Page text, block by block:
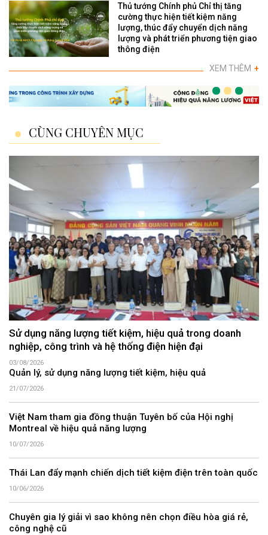
Thủ tướng Chính phủ Chỉ thị tăng
cường thực hiện tiết kiệm năng
lượng, thúc đẩy chuyển dịch năng
lượng và phát triển phương tiện giao
thông điện
XEM THÊM +
CÙNG CHUYÊN MỤC
Sử dụng năng lượng tiết kiệm, hiệu quả trong doanh
nghiệp, công trình và hệ thống điện hiện đại
03/08/2026
Quản lý, sử dụng năng lượng tiết kiệm, hiệu quả
21/07/2026
Việt Nam tham gia đồng thuận Tuyên bố của Hội nghị
Montreal về hiệu quả năng lượng
10/07/2026
Thái Lan đẩy mạnh chiến dịch tiết kiệm điện trên toàn quốc
10/06/2026
Chuyên gia lý giải vì sao không nên chọn điều hòa giá rẻ,
công nghệ cũ